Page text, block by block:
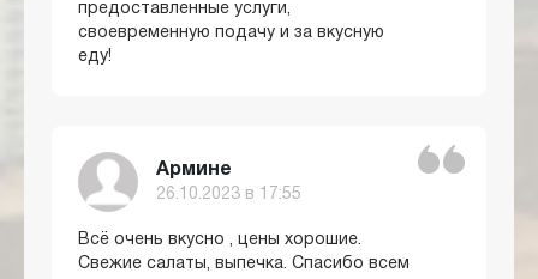
предоставленные услуги,
своевременную подачу и за вкусную
еду!
Армине
26.10.2023 в 17:55
Всё очень вкусно , цены хорошие.
Свежие салаты, выпечка. Спасибо всем